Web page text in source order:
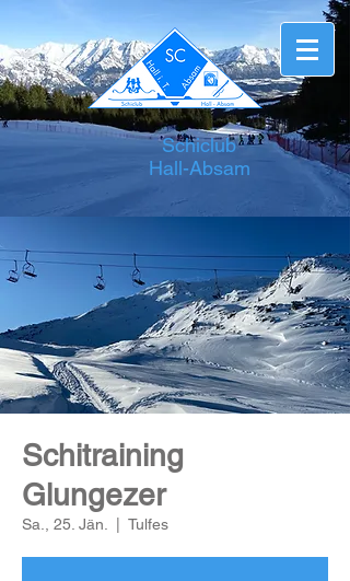
Schiclub
Hall-Absam
Schitraining
Glungezer
Sa., 25. Jän. Tulfes